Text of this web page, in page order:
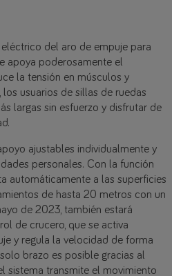
del aro de empuje para
apoya poderosamente el
la tensión en músculos y
usuarios de sillas de ruedas
largas sin esfuerzo y disfrutar de
ajustables individualmente y
personales. Con la función
automáticamente a las superficies
de hasta 20 metros con un
de 2023, también estará
de crucero, que se activa
y regula la velocidad de forma
brazo es posible gracias al
sistema transmite el movimiento